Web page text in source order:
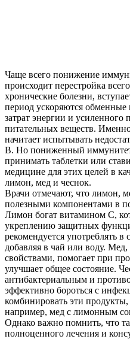
Чаще всего понижение
происходит перестройка
хронические болезни,
период ускоряются обменные
затрат энергии и усиленного
питательных веществ.
начитает испытывать
В. Но пониженный
принимать таблетки или
медицине для этих целей в
лимон, мед и чеснок.
Врачи отмечают, что лимон,
полезными компонентами в
Лимон богат витамином C,
укреплению защитных
рекомендуется употреблять
добавляя в чай или воду.
свойствами, помогает при
улучшает общее состояние.
антибактериальным и
эффективно бороться с
комбинировать эти продукты,
например, мед с лимонным
Однако важно помнить, что
полноценного лечения и